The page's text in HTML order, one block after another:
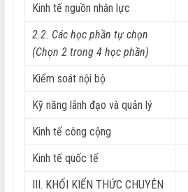
Kinh tế nguồn nhân lực
2.2. Các học phần tự chọn
(Chọn 2 trong 4 học phần)
Kiểm soát nội bộ
Kỹ năng lãnh đạo và quản lý
Kinh tế công cộng
Kinh tế quốc tế
III. KHỐI KIẾN THỨC CHUYÊN